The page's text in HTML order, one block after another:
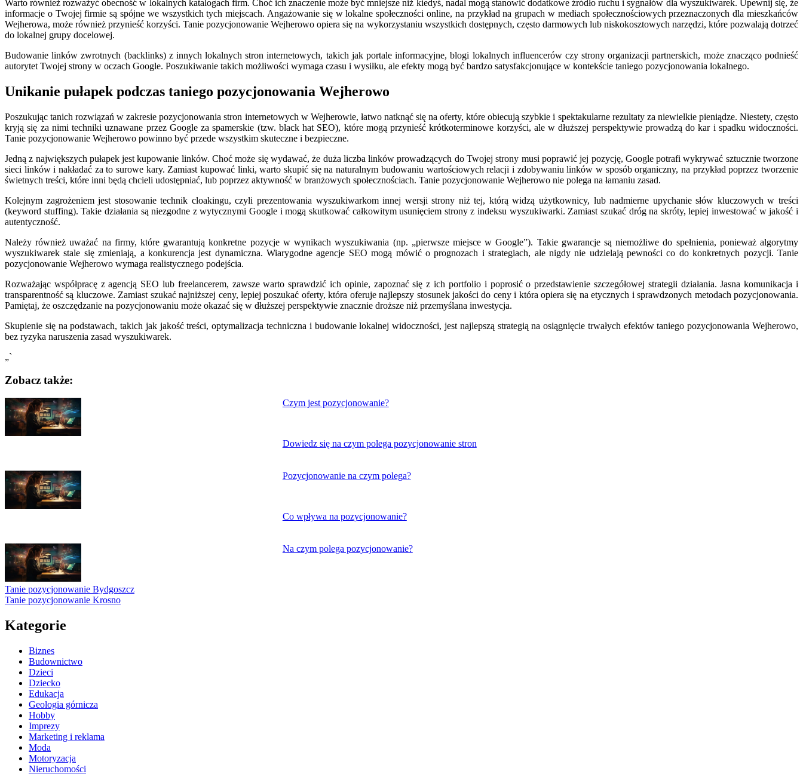
Warto również rozważyć obecność w lokalnych katalogach firm. Choć ich znaczenie może być mniejsze niż kiedyś, nadal mogą stanowić dodatkowe źródło ruchu i sygnałów dla wyszukiwarek. Upewnij się, że
informacje o Twojej firmie są spójne we wszystkich tych miejscach. Angażowanie się w lokalne społeczności online, na przykład na grupach w mediach społecznościowych przeznaczonych dla mieszkańców
Wejherowa, może również przynieść korzyści. Tanie pozycjonowanie Wejherowo opiera się na wykorzystaniu wszystkich dostępnych, często darmowych lub niskokosztowych narzędzi, które pozwalają dotrzeć
do lokalnej grupy docelowej.
Budowanie linków zwrotnych (backlinks) z innych lokalnych stron internetowych, takich jak portale informacyjne, blogi lokalnych influencerów czy strony organizacji partnerskich, może znacząco podnieść
autorytet Twojej strony w oczach Google. Poszukiwanie takich możliwości wymaga czasu i wysiłku, ale efekty mogą być bardzo satysfakcjonujące w kontekście taniego pozycjonowania lokalnego.
Unikanie pułapek podczas taniego pozycjonowania Wejherowo
Poszukując tanich rozwiązań w zakresie pozycjonowania stron internetowych w Wejherowie, łatwo natknąć się na oferty, które obiecują szybkie i spektakularne rezultaty za niewielkie pieniądze. Niestety, często
kryją się za nimi techniki uznawane przez Google za spamerskie (tzw. black hat SEO), które mogą przynieść krótkoterminowe korzyści, ale w dłuższej perspektywie prowadzą do kar i spadku widoczności.
Tanie pozycjonowanie Wejherowo powinno być przede wszystkim skuteczne i bezpieczne.
Jedną z największych pułapek jest kupowanie linków. Choć może się wydawać, że duża liczba linków prowadzących do Twojej strony musi poprawić jej pozycję, Google potrafi wykrywać sztucznie tworzone
sieci linków i nakładać za to surowe kary. Zamiast kupować linki, warto skupić się na naturalnym budowaniu wartościowych relacji i zdobywaniu linków w sposób organiczny, na przykład poprzez tworzenie
świetnych treści, które inni będą chcieli udostępniać, lub poprzez aktywność w branżowych społecznościach. Tanie pozycjonowanie Wejherowo nie polega na łamaniu zasad.
Kolejnym zagrożeniem jest stosowanie technik cloakingu, czyli prezentowania wyszukiwarkom innej wersji strony niż tej, którą widzą użytkownicy, lub nadmierne upychanie słów kluczowych w treści
(keyword stuffing). Takie działania są niezgodne z wytycznymi Google i mogą skutkować całkowitym usunięciem strony z indeksu wyszukiwarki. Zamiast szukać dróg na skróty, lepiej inwestować w jakość i
autentyczność.
Należy również uważać na firmy, które gwarantują konkretne pozycje w wynikach wyszukiwania (np. „pierwsze miejsce w Google”). Takie gwarancje są niemożliwe do spełnienia, ponieważ algorytmy
wyszukiwarek stale się zmieniają, a konkurencja jest dynamiczna. Wiarygodne agencje SEO mogą mówić o prognozach i strategiach, ale nigdy nie udzielają pewności co do konkretnych pozycji. Tanie
pozycjonowanie Wejherowo wymaga realistycznego podejścia.
Rozważając współpracę z agencją SEO lub freelancerem, zawsze warto sprawdzić ich opinie, zapoznać się z ich portfolio i poprosić o przedstawienie szczegółowej strategii działania. Jasna komunikacja i
transparentność są kluczowe. Zamiast szukać najniższej ceny, lepiej poszukać oferty, która oferuje najlepszy stosunek jakości do ceny i która opiera się na etycznych i sprawdzonych metodach pozycjonowania.
Pamiętaj, że oszczędzanie na pozycjonowaniu może okazać się w dłuższej perspektywie znacznie droższe niż przemyślana inwestycja.
Skupienie się na podstawach, takich jak jakość treści, optymalizacja techniczna i budowanie lokalnej widoczności, jest najlepszą strategią na osiągnięcie trwałych efektów taniego pozycjonowania Wejherowo,
bez ryzyka naruszenia zasad wyszukiwarek.
„`
Zobacz także:
Czym jest pozycjonowanie?
Dowiedz się na czym polega pozycjonowanie stron
Pozycjonowanie na czym polega?
Co wpływa na pozycjonowanie?
Na czym polega pozycjonowanie?
Nawigacja
wpisu
Tanie pozycjonowanie Bydgoszcz
Tanie pozycjonowanie Krosno
Kategorie
Biznes
Budownictwo
Dzieci
Dziecko
Edukacja
Geologia górnicza
Hobby
Imprezy
Marketing i reklama
Moda
Motoryzacja
Nieruchomości